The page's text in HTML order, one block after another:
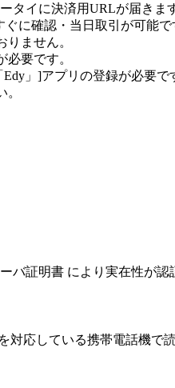
タイに決済用URLが届きま
に確認・当日取引が可能で
ません。
要です。
」]アプリの登録が必要で
バ証明書 により実在性が
対応している携帯電話機で